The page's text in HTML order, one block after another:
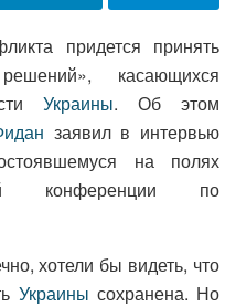
придется принять
касающихся
Украины. Об этом
заявил в интервью
на полях
конференции по
хотели бы видеть, что
Украины сохранена. Но